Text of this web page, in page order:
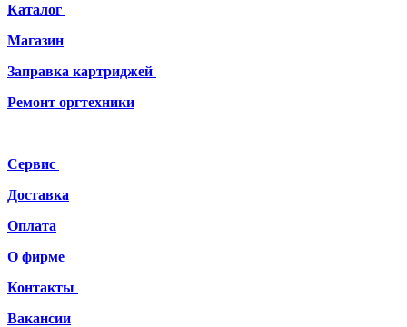
Каталог
Магазин
Заправка картриджей
Ремонт оргтехники
Сервис
Доставка
Оплата
О фирме
Контакты
Вакансии